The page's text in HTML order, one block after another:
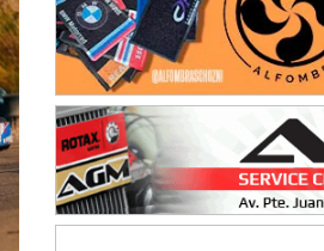
KDO - F6
Ciudad de Trenque Lauquen (Asfalto)
Trenque Lauquen (Buenos Aires)
ENTRERRIANO - F6 (POSTERGADA)
Parque de la Velocidad (Asfalto)
Villaguay (Entre Ríos)
VICTORIENSE - F7